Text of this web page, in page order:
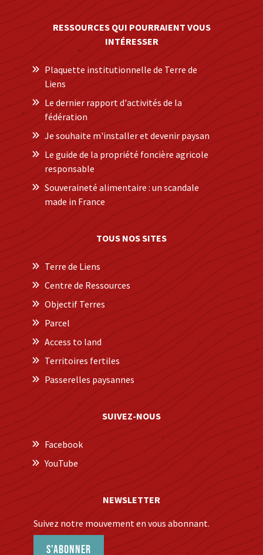
RESSOURCES QUI POURRAIENT VOUS
INTÉRESSER
Plaquette institutionnelle de Terre de
Liens
Le dernier rapport d'activités de la
fédération
Je souhaite m'installer et devenir paysan
Le guide de la propriété foncière agricole
responsable
Souveraineté alimentaire : un scandale
made in France
TOUS NOS SITES
Terre de Liens
Centre de Ressources
Objectif Terres
Parcel
Access to land
Territoires fertiles
Passerelles paysannes
SUIVEZ-NOUS
Facebook
YouTube
NEWSLETTER
Suivez notre mouvement en vous abonnant.
S'abonner